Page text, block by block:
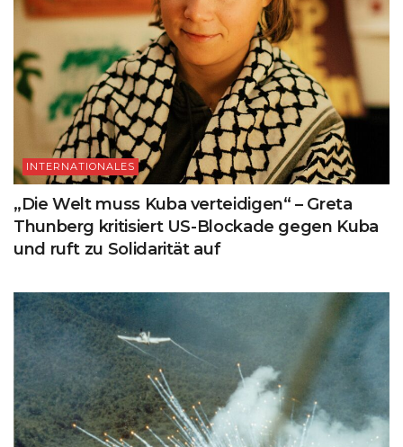
INTERNATIONALES
„Die Welt muss Kuba verteidigen“ – Greta
Thunberg kritisiert US-Blockade gegen Kuba
und ruft zu Solidarität auf